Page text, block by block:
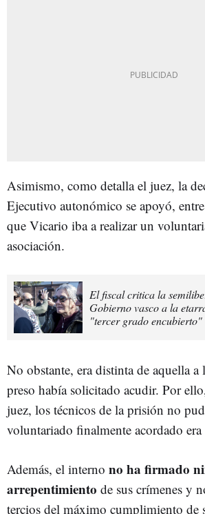
Asimismo, como detalla el juez, la
Ejecutivo autonómico se apoyó,
que Vicario iba a realizar un
asociación.
El fiscal critica la
Gobierno vasco a la
"tercer grado encubierto"
No obstante, era distinta de aquella
preso había solicitado acudir. Por
juez, los técnicos de la prisión no
voluntariado finalmente acordado
Además, el interno no ha firmado
arrepentimiento de sus crímenes y
tercios del máximo cumplimiento de